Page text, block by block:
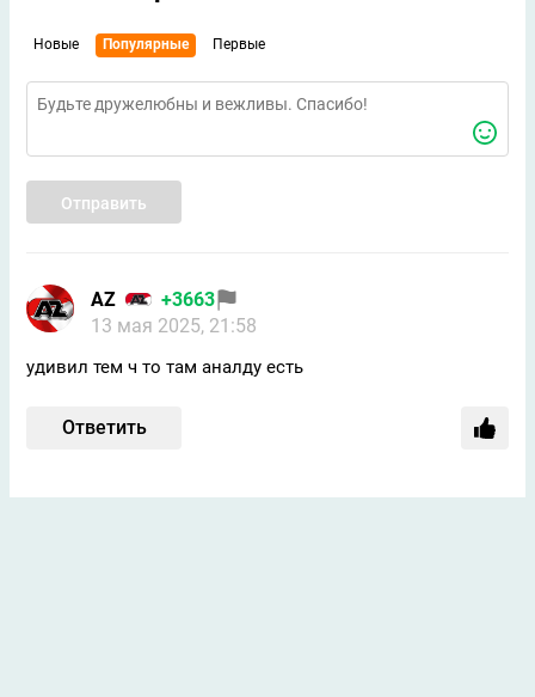
Новые Популярные Первые
Отправить
AZ
+3663
13 мая 2025, 21:58
удивил тем ч то там аналду есть
Ответить